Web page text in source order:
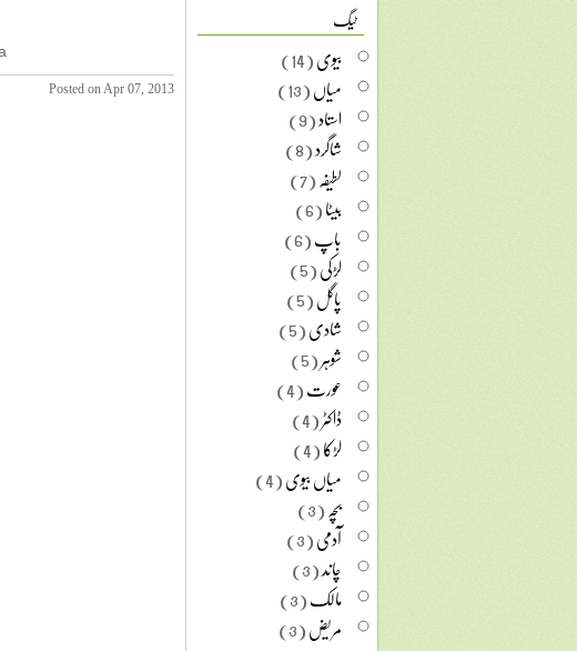
Posted on Apr 07, 2013
ٹیگ
بیوی(14)
میاں(13)
استاد(9)
شاگرد(8)
لطیفہ(7)
بیٹا(6)
باپ(6)
لڑکی(5)
پاگل(5)
شادی(5)
شوہر(5)
عورت(4)
ڈاکٹر(4)
لڑکا(4)
میاں بیوی(4)
بچہ(3)
آدمی(3)
چاند(3)
مالک(3)
مریض(3)